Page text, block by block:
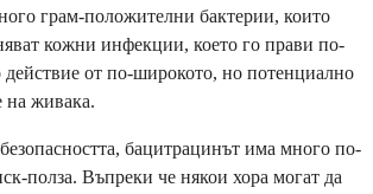
грам-положителни бактерии, които
кожни инфекции, което го прави по-
действие от по-широкото, но потенциално
на живака.
бацитрацинът има много по-
полза. Въпреки че някои хора могат да